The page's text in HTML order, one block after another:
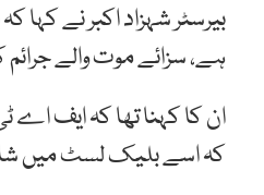
بیرسٹر شہزاد اکبر نے
ہے، سزائے موت والے
ان کا کہنا تھا کہ ایف
کہ اسے بلیک لسٹ میں